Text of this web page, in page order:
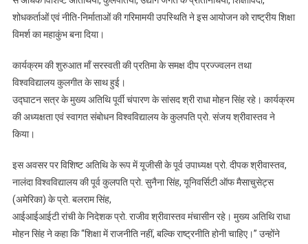
शोधकर्ताओं एवं नीति-निर्माताओं की गरिमामयी उपस्थिति ने इस आयोजन को राष्ट्रीय शिक्षा
विमर्श का महाकुंभ बना दिया।
कार्यक्रम की शुरुआत माँ सरस्वती की प्रतिमा के समक्ष दीप प्रज्ज्वलन तथा
विश्वविद्यालय कुलगीत के साथ हुई।
उद्घाटन सत्र के मुख्य अतिथि पूर्वी चंपारण के सांसद श्री राधा मोहन सिंह रहे। कार्यक्रम
की अध्यक्षता एवं स्वागत संबोधन विश्वविद्यालय के कुलपति प्रो. संजय श्रीवास्तव ने
किया।
इस अवसर पर विशिष्ट अतिथि के रूप में यूजीसी के पूर्व उपाध्यक्ष प्रो. दीपक श्रीवास्तव,
नालंदा विश्वविद्यालय की पूर्व कुलपति प्रो. सुनैना सिंह, यूनिवर्सिटी ऑफ मैसाचुसेट्स
(अमेरिका) के प्रो. बलराम सिंह,
आईआईआईटी रांची के निदेशक प्रो. राजीव श्रीवास्तव मंचासीन रहे। मुख्य अतिथि राधा
मोहन सिंह ने कहा कि “शिक्षा में राजनीति नहीं, बल्कि राष्ट्रनीति होनी चाहिए।” उन्होंने